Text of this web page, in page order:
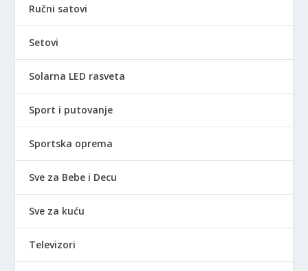
Ručni satovi
Setovi
Solarna LED rasveta
Sport i putovanje
Sportska oprema
Sve za Bebe i Decu
Sve za kuću
Televizori